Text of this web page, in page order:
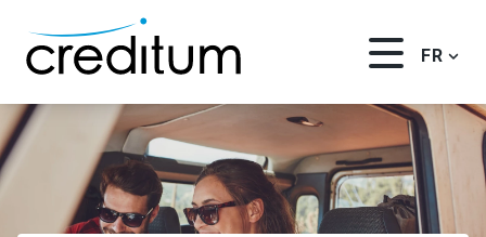
FR
Accueil
Crédit privé